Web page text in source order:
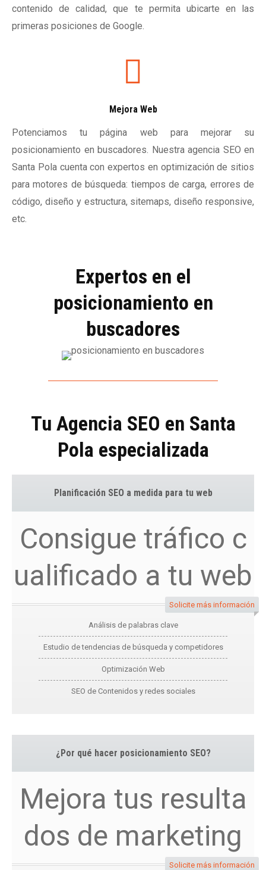
contenido de calidad, que te permita ubicarte en las
primeras posiciones de Google.
Mejora Web
Potenciamos tu página web para mejorar su
posicionamiento en buscadores. Nuestra agencia SEO en
Santa Pola cuenta con expertos en optimización de sitios
para motores de búsqueda: tiempos de carga, errores de
código, diseño y estructura, sitemaps, diseño responsive,
etc.
Expertos en el
posicionamiento en
buscadores
Tu Agencia SEO en Santa
Pola especializada
Planificación SEO a medida para tu web
Consigue tráfico c
ualificado a tu web
Solicite más información
Análisis de palabras clave
Estudio de tendencias de búsqueda y competidores
Optimización Web
SEO de Contenidos y redes sociales
¿Por qué hacer posicionamiento SEO?
Mejora tus resulta
dos de marketing
Solicite más información